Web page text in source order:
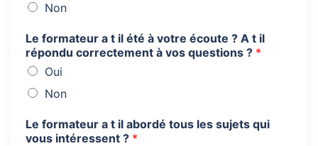
Non
Le formateur a t il été à votre écoute ? A t il
répondu correctement à vos questions ? *
Oui
Non
Le formateur a t il abordé tous les sujets qui
vous intéressent ? *